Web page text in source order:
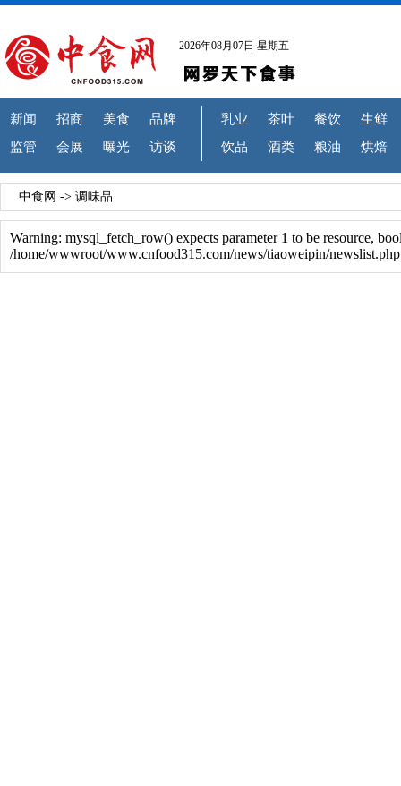
2026年08月07日 星期五
新闻 招商 美食
品牌
监管
会展 曝光 访谈
乳业 茶叶 餐饮
生鲜
饮品
酒类 粮油 烘焙
中食网 -> 调味品
Warning: mysql_fetch_row() expects parameter 1 to be resource,
/home/wwwroot/www.cnfood315.com/news/tiaoweipin/